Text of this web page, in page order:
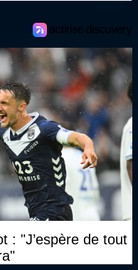
: "J’espère de tout